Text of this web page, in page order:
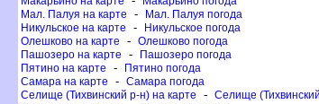
Мал. Палуя на карте
-
Мал. Палуя погода
Никульское на карте
-
Никульское погода
Олешково на карте
- Олешково погода
Пашозеро на карте
-
Пашозеро погода
Пятино на карте
-
Пятино погода
Самара на карте
- Самара погода
Селище (Тихвинский р-н) на карте
- Селище